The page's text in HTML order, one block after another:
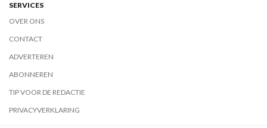
SERVICES
OVER ONS
CONTACT
ADVERTEREN
ABONNEREN
TIP VOOR DE REDACTIE
PRIVACYVERKLARING